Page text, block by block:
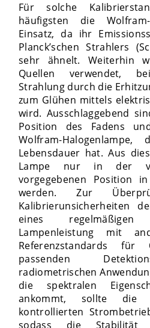
Für solche
häufigsten die
Einsatz, da ihr
Planck’schen Strahlers
sehr ähnelt. Weiterhin
Quellen verwendet,
Strahlung durch die
zum Glühen mittels
wird. Ausschlaggebend
Position des Fadens
Wolfram-
Lebensdauer hat. Aus
Lampe nur in der
vorgegebenen Position
werden. Zur
Kalibrierunsicherheiten
eines
Lampenleistung mit
Referenzstandards
passenden
radiometrischen
die spektralen
ankommt, sollte die
kontrollierten
sodass die Stabilität